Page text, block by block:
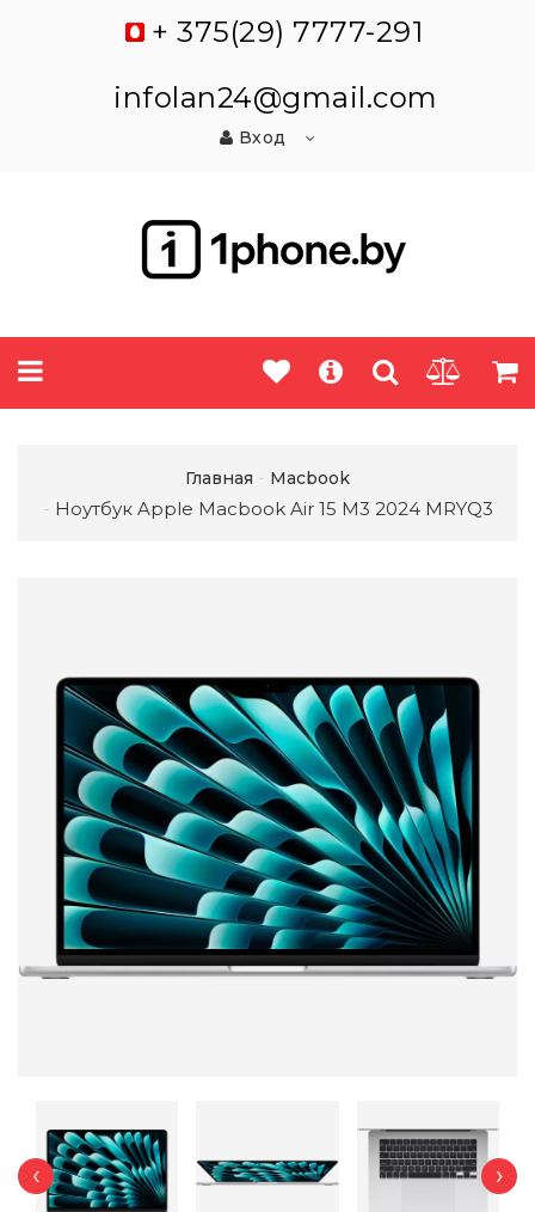
+ 375(29) 7777-291
infolan24@gmail.com
Вход
Главная Macbook
Ноутбук Apple Macbook Air 15 M3 2024 MRYQ3
‹ ›